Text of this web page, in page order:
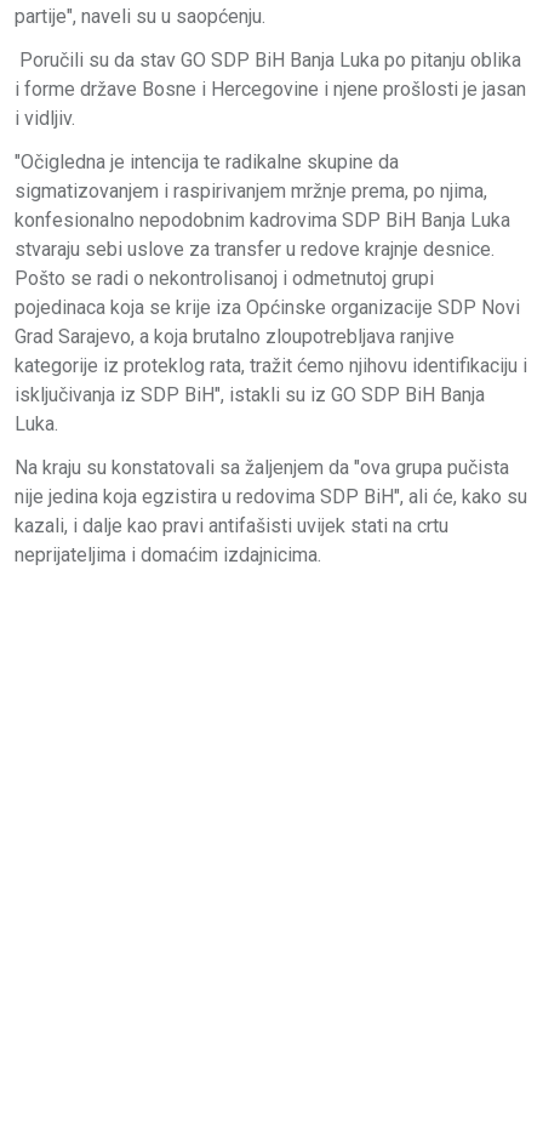
partije", naveli su u saopćenju.
Poručili su da stav GO SDP BiH Banja Luka po pitanju oblika
i forme države Bosne i Hercegovine i njene prošlosti je jasan
i vidljiv.
"Očigledna je intencija te radikalne skupine da
sigmatizovanjem i raspirivanjem mržnje prema, po njima,
konfesionalno nepodobnim kadrovima SDP BiH Banja Luka
stvaraju sebi uslove za transfer u redove krajnje desnice.
Pošto se radi o nekontrolisanoj i odmetnutoj grupi
pojedinaca koja se krije iza Općinske organizacije SDP Novi
Grad Sarajevo, a koja brutalno zloupotrebljava ranjive
kategorije iz proteklog rata, tražit ćemo njihovu identifikaciju i
isključivanja iz SDP BiH", istakli su iz GO SDP BiH Banja
Luka.
Na kraju su konstatovali sa žaljenjem da "ova grupa pučista
nije jedina koja egzistira u redovima SDP BiH", ali će, kako su
kazali, i dalje kao pravi antifašisti uvijek stati na crtu
neprijateljima i domaćim izdajnicima.